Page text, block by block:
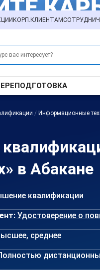
КОРП.КЛИЕНТАМ
/ Информационные
в Абакане
квалификации
Удостоверение о
среднее